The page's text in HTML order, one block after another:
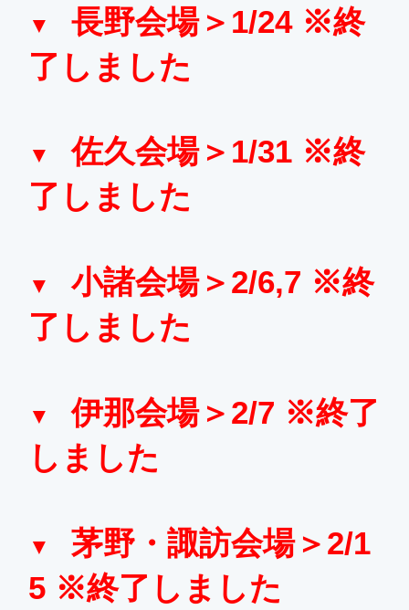
長野会場＞1/24 ※終
了しました
佐久会場＞1/31 ※終
了しました
小諸会場＞2/6,7 ※終
了しました
伊那会場＞2/7 ※終了
しました
茅野・諏訪会場＞2/1
5 ※終了しました